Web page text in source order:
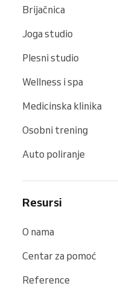
Brijačnica
Joga studio
Plesni studio
Wellness i spa
Medicinska klinika
Osobni trening
Auto poliranje
Resursi
O nama
Centar za pomoć
Reference